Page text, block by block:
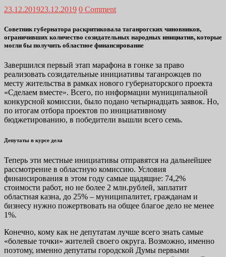
23.12.201923.12.2019 0 Comment
Советник губернатора раскритиковала таганрогских чиновников,
ограничивших количество созидательных народных инициатив, которые
могли бы получить областное финансирование
Завершился первый этап марафона в гонке за право
реализовать созидательные инициативы таганрожцев по
месту жительства в рамках нового губернаторского проекта
«Сделаем вместе». Всего, по информации муниципальной
конкурсной комиссии, было подано четырнадцать заявок. Но,
по итогам отбора проектов по инициативному
бюджетированию, в победители вышли всего семь.
Депутаты в курсе дела
Теперь эти местные инициативы отправятся на дальнейшее
рассмотрение в областную комиссию. Условия
финансирования в этом году самые щадящие: 74,2%
стоимости работ, но не более 2 млн.рублей, заплатит
областная казна, до 25% – муниципалитет, гражданам и
бизнесу нужно пожертвовать на общее благое дело не менее
1%.
Конечно, кому как не депутатам лучше всего знать самые
«болевые точки» жителей своего округа. Возможно, именно
поэтому, именно депутаты городской Думы первыми